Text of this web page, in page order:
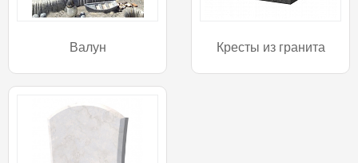
Валун Кресты из гранита